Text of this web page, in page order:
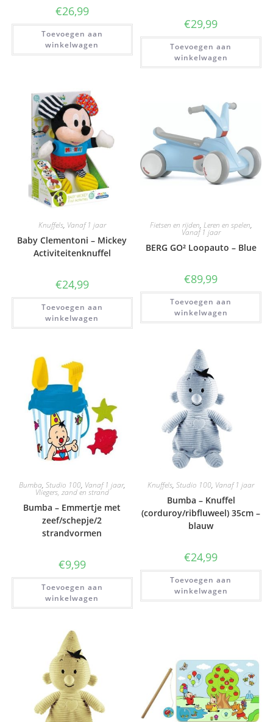
€26,99
Toevoegen aan
winkelwagen
€29,99
Toevoegen aan
winkelwagen
Knuffels, Vanaf 1 jaar
Baby Clementoni – Mickey
Activiteitenknuffel
€24,99
Toevoegen aan
winkelwagen
Fietsen en rijden, Leren en spelen,
Vanaf 1 jaar
BERG GO² Loopauto – Blue
€89,99
Toevoegen aan
winkelwagen
Bumba, Studio 100, Vanaf 1 jaar,
Vliegers, zand en strand
Bumba – Emmertje met
zeef/schepje/2
strandvormen
€9,99
Toevoegen aan
winkelwagen
Knuffels,Studio 100, Vanaf 1 jaar
Bumba – Knuffel
(corduroy/ribfluweel) 35cm –
blauw
€24,99
Toevoegen aan
winkelwagen